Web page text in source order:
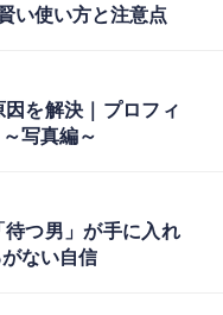
い使い方と注意点
を解決｜プロフィ
写真編～
つ男」が手に入れ
ない自信